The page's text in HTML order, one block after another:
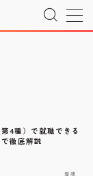
4種）で就職できる
徹底解説
環境